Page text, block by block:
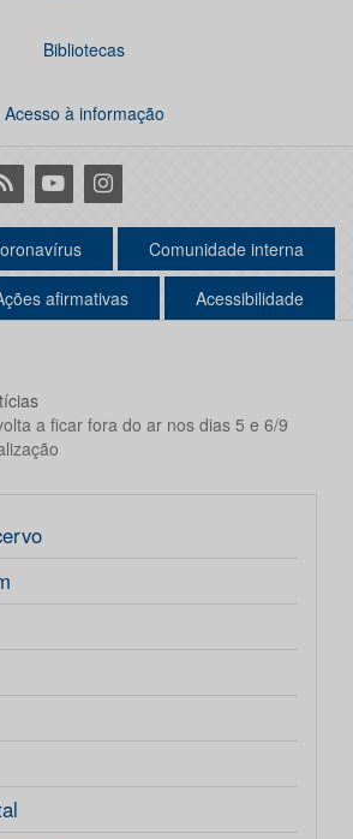
Bibliotecas
Acesso à informação
YoutubeInstagram
Comunidade interna
afirmativas Acessibilidade
a ficar fora do ar nos dias 5 e 6/9